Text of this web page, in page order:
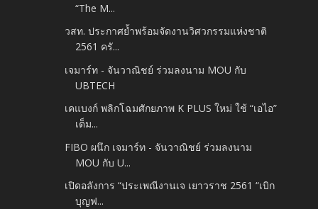
“The M...
วสท. ประกาศย้ำพร้อมจัดงานวิศวกรรมแห่งชาติ
2561 ครั...
เจมาร์ท - จันวาณิชย์ ร่วมลงนาม MOU กับ
UBTECH
เคแบงก์ พลิกโฉมศักยภาพ K PLUS ใหม่ ใช้ “เอไอ”
เต็ม...
FIBO ผนึก เจมาร์ท - จันวาณิชย์ ร่วมลงนาม
MOU กับ U...
เปิดอลังการ “ประเพณีงานเจ เยาวราช 2561 “เบิก
บุญฟ...